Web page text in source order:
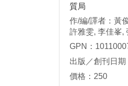
質局
作/編/譯者：黃
許雅雯, 李佳峯,
銓倫, 張維鍵, 張
許順傑, 陳建中,
何印, 陳曉真, 洪
GPN：
出版／創刊日
價格：250